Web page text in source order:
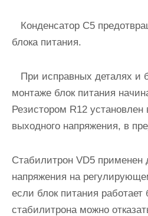
Конденсатор С5
блока питания.
При исправных деталях и
монтаже блок питания
Резистором R12 установлен
выходного напряжения, в
Стабилитрон VD5 применен
напряжения на
если блок питания работает
стабилитрона можно